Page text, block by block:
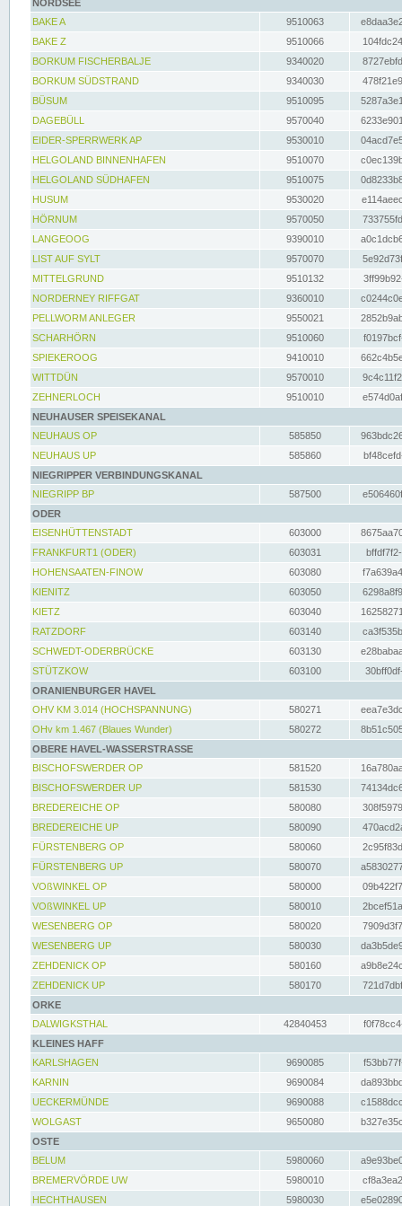
NORDSEE
BAKE A
9510063
BAKE Z
9510066
BORKUM FISCHERBALJE
9340020
BORKUM SÜDSTRAND
9340030
BÜSUM
9510095
DAGEBÜLL
9570040
EIDER-SPERRWERK AP
9530010
HELGOLAND BINNENHAFEN
9510070
HELGOLAND SÜDHAFEN
9510075
HUSUM
9530020
HÖRNUM
9570050
LANGEOOG
9390010
LIST AUF SYLT
9570070
MITTELGRUND
9510132
NORDERNEY RIFFGAT
9360010
PELLWORM ANLEGER
9550021
SCHARHÖRN
9510060
SPIEKEROOG
9410010
WITTDÜN
9570010
ZEHNERLOCH
9510010
NEUHAUSER SPEISEKANAL
NEUHAUS OP
585850
NEUHAUS UP
585860
NIEGRIPPER VERBINDUNGSKANAL
NIEGRIPP BP
587500
ODER
EISENHÜTTENSTADT
603000
FRANKFURT1 (ODER)
603031
HOHENSAATEN-FINOW
603080
KIENITZ
603050
KIETZ
603040
RATZDORF
603140
SCHWEDT-ODERBRÜCKE
603130
STÜTZKOW
603100
ORANIENBURGER HAVEL
OHV KM 3.014 (HOCHSPANNUNG)
580271
OHv km 1.467 (Blaues Wunder)
580272
OBERE HAVEL-WASSERSTRASSE
BISCHOFSWERDER OP
581520
BISCHOFSWERDER UP
581530
BREDEREICHE OP
580080
BREDEREICHE UP
580090
FÜRSTENBERG OP
580060
FÜRSTENBERG UP
580070
VOßWINKEL OP
580000
VOßWINKEL UP
580010
WESENBERG OP
580020
WESENBERG UP
580030
ZEHDENICK OP
580160
ZEHDENICK UP
580170
ORKE
DALWIGKSTHAL
42840453
KLEINES HAFF
KARLSHAGEN
9690085
KARNIN
9690084
UECKERMÜNDE
9690088
WOLGAST
9650080
OSTE
BELUM
5980060
BREMERVÖRDE UW
5980010
HECHTHAUSEN
5980030